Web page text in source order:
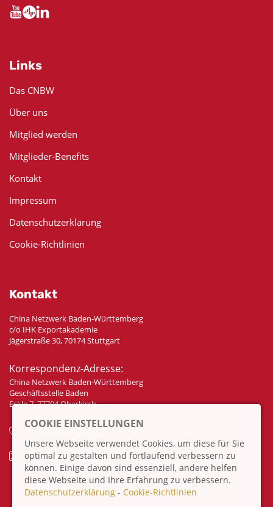
Links
Das CNBW
Über uns
Mitglied werden
Mitglieder-Benefits
Kontakt
Impressum
Datenschutzerklärung
Cookie-Richtlinien
Kontakt
China Netzwerk Baden-Württemberg
c/o IHK Exportakademie
Jägerstraße 30, 70174 Stuttgart
Korrespondenz-Adresse:
China Netzwerk Baden-Württemberg
Geschäftsstelle Baden
Eckle 7, 77704 Oberkirch
info@china-bw.net
COOKIE EINSTELLUNGEN
Unsere Webseite verwendet Cookies, um diese für Sie
optimal zu gestalten und fortlaufend verbessern zu
können. Einige davon sind essenziell, andere helfen
diese Webseite und Ihre Erfahrung zu verbessern.
Datenschutzerklärung - Cookie-Richtlinien